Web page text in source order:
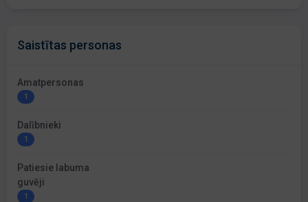
Saistītas personas
Amatpersonas
1
Dalībnieki
1
Patiesie labuma
guvēji
1